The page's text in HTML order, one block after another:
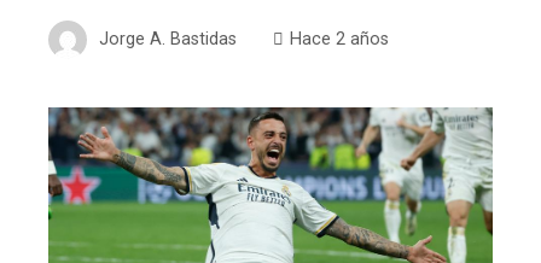
Jorge A. Bastidas Hace 2 años